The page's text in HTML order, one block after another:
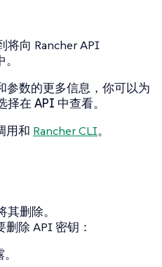
将向 Rancher API
参数的更多信息，你可以为
择在 API 中查看。
用和 Rancher CLI。
删除。
除 API 密钥：